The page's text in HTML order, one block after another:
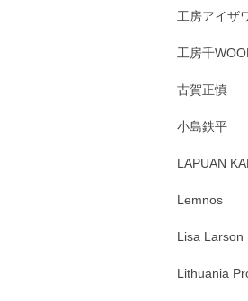
工房アイザ
工房千
古賀正慎
小島鉄平
LAPUAN
Lemnos
Lisa Larson
Lithuania